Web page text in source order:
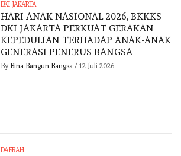
DKI JAKARTA
HARI ANAK NASIONAL 2026, BKKKS
DKI JAKARTA PERKUAT GERAKAN
KEPEDULIAN TERHADAP ANAK-ANAK
GENERASI PENERUS BANGSA
By Bina Bangun Bangsa/ 12 Juli 2026
DAERAH